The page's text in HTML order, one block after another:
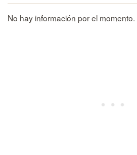
No hay información por el momento.